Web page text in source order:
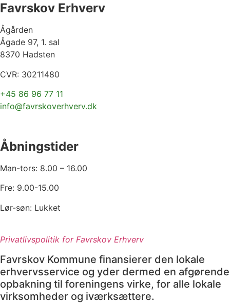
Favrskov Erhverv
Ågården
Ågade 97, 1. sal
8370 Hadsten
CVR: 30211480
+45 86 96 77 11
info@favrskoverhverv.dk
Åbningstider
Man-tors: 8.00 – 16.00
Fre: 9.00-15.00
Lør-søn: Lukket
Privatlivspolitik for Favrskov Erhverv
Favrskov Kommune finansierer den lokale
erhvervsservice og yder dermed en afgørende
opbakning til foreningens virke, for alle lokale
virksomheder og iværksættere.